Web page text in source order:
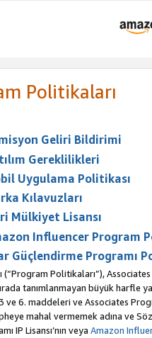
Politikaları
Geliri Bildirimi
Gereklilikleri
Uygulama Politikası
Kılavuzları
Mülkiyet Lisansı
Influencer Program
Güçlendirme Programı
(“Program Politikaları”),
tanımlanmayan büyük harfle
ve 6. maddeleri ve Associates
mahal vermemek adına ve
IP Lisansı’nın veya Amazon